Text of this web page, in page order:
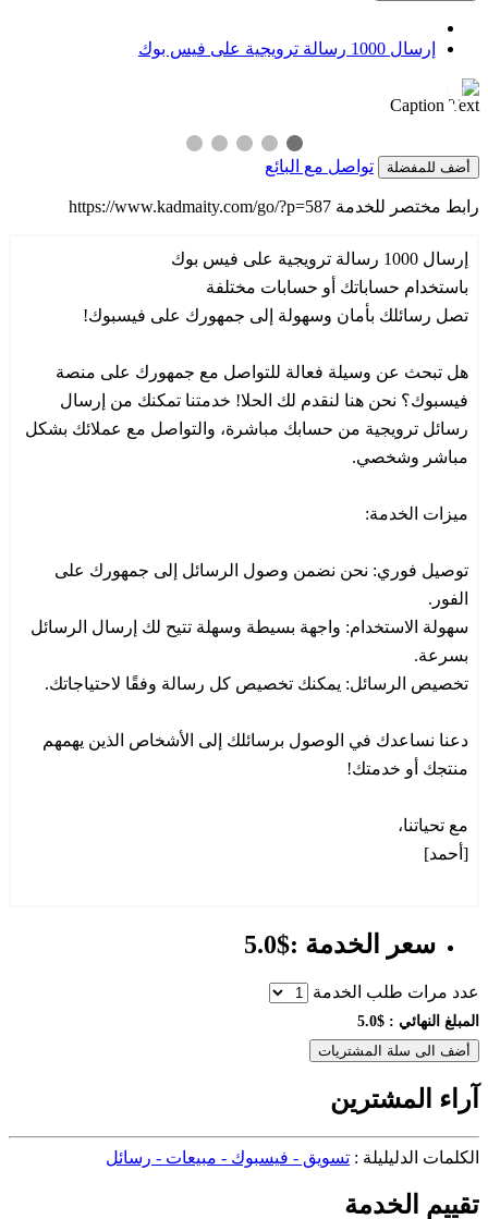
إرسال 1000 رسالة ترويجية على فيس بوك
1 / 3
Caption Text
❮
أضف للمفضلة تواصل مع البائع
رابط مختصر للخدمة https://www.kadmaity.com/go/?p=587
إرسال 1000 رسالة ترويجية على فيس بوك
باستخدام حساباتك أو حسابات مختلفة
تصل رسائلك بأمان وسهولة إلى جمهورك على فيسبوك!
هل تبحث عن وسيلة فعالة للتواصل مع جمهورك على منصة
فيسبوك؟ نحن هنا لنقدم لك الحلا! خدمتنا تمكنك من إرسال
رسائل ترويجية من حسابك مباشرة، والتواصل مع عملائك بشكل
مباشر وشخصي.
ميزات الخدمة:
توصيل فوري: نحن نضمن وصول الرسائل إلى جمهورك على
الفور.
سهولة الاستخدام: واجهة بسيطة وسهلة تتيح لك إرسال الرسائل
بسرعة.
تخصيص الرسائل: يمكنك تخصيص كل رسالة وفقًا لاحتياجاتك.
دعنا نساعدك في الوصول برسائلك إلى الأشخاص الذين يهمهم
منتجك أو خدمتك!
مع تحياتنا،
[أحمد]
سعر الخدمة :$5.0
عدد مرات طلب الخدمة
المبلغ النهائي : $5.0
أضف الى سلة المشتريات
آراء المشترين
الكلمات الدليليلة : تسويق - فيسبوك - مبيعات - رسائل
تقييم الخدمة